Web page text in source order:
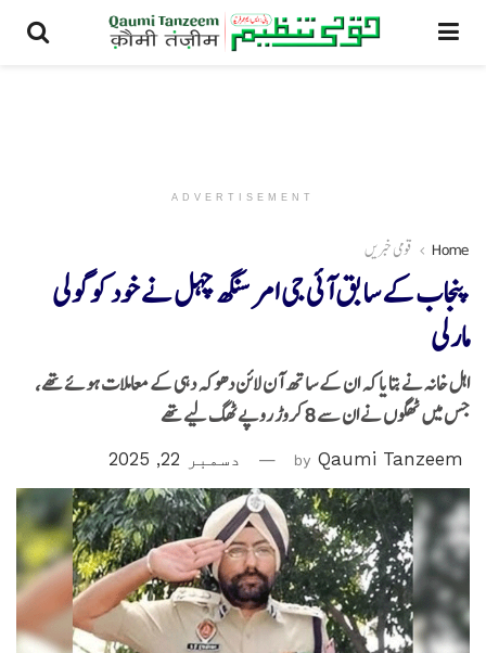
ADVERTISEMENT
Home قومی خبریں
پنجاب کے سابق آئی جی امر سنگھ چہل نے خود کو گولی
مارلی
اہل خانہ نے بتایا کہ ان کے ساتھ آن لائن دھوکہ دہی کے معاملات ہوئے تھے،
جس میں ٹھگوں نے ان سے 8 کروڑ روپے ٹھگ لیے تھے
by Qaumi Tanzeem دسمبر 22, 2025